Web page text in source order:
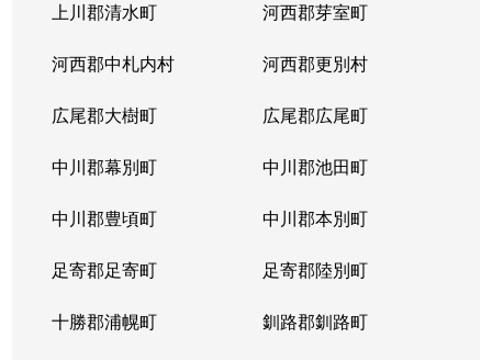
上川郡清水町 河西郡芽室町
河西郡中札内村 河西郡更別村
広尾郡大樹町 広尾郡広尾町
中川郡幕別町 中川郡池田町
中川郡豊頃町 中川郡本別町
足寄郡足寄町 足寄郡陸別町
十勝郡浦幌町 釧路郡釧路町